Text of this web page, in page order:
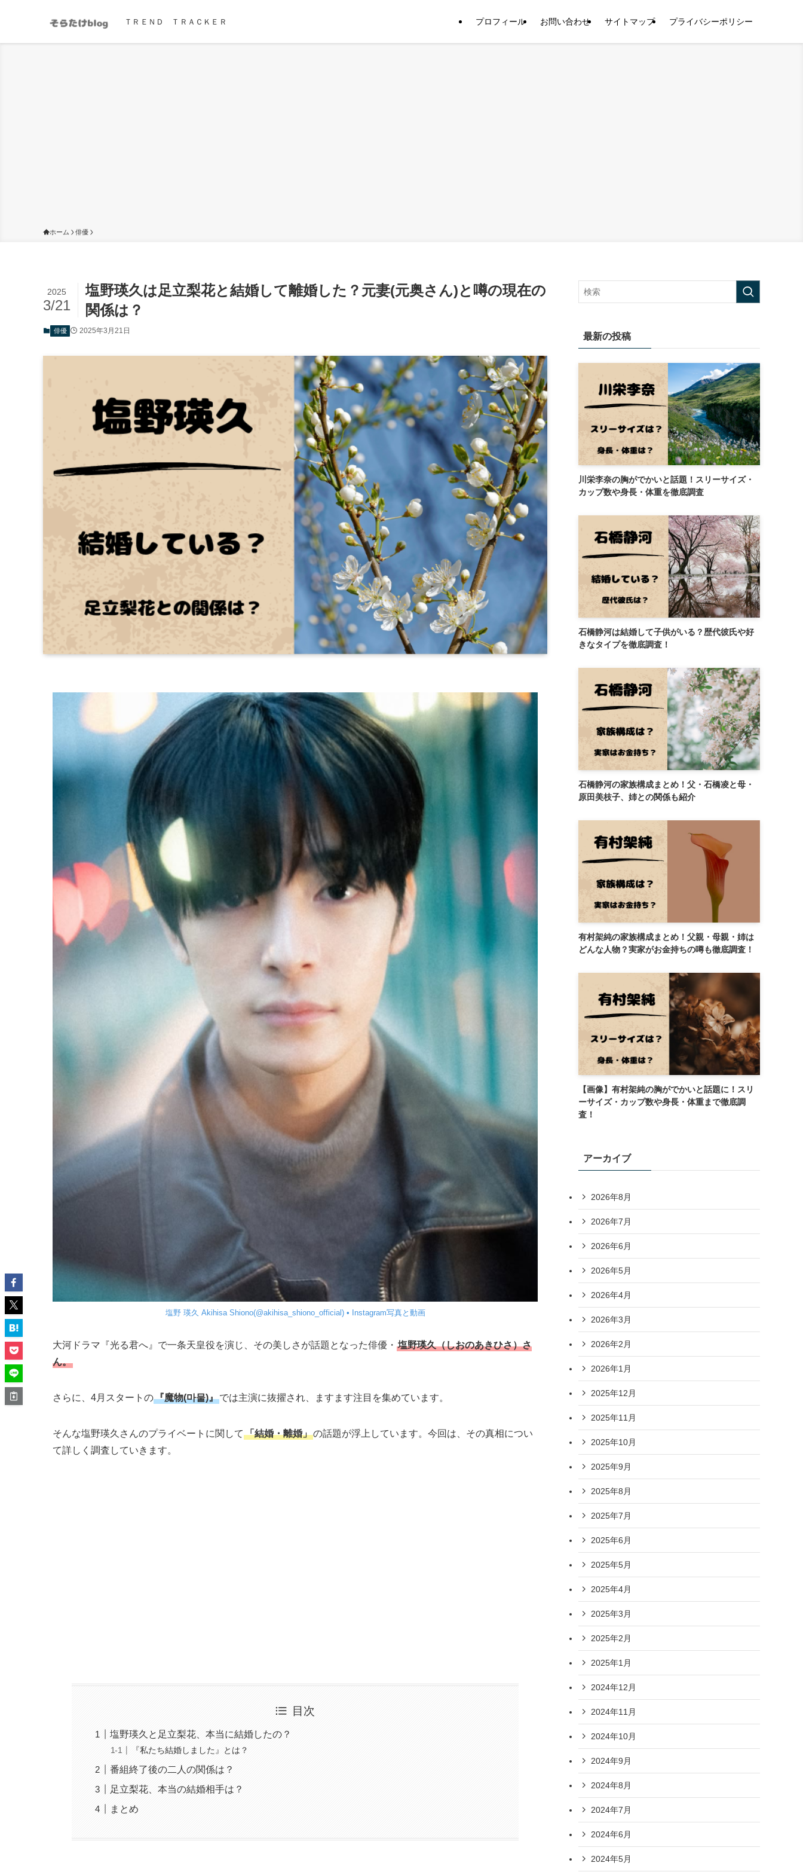
ＴＲＥＮＤ ＴＲＡＣＫＥＲ プロフィール お問い合わせ サイトマップ プライバシーポリシー
ホーム 俳優
塩野瑛久は足立梨花と結婚して離婚した？元妻(元奥さん)と噂の現在の
関係は？
2025
3/21
俳優 2025年3月21日
塩野 瑛久 Akihisa Shiono(@akihisa_shiono_official) • Instagram写真と動画
大河ドラマ『光る君へ』で一条天皇役を演じ、その美しさが話題となった俳優・ 塩野瑛久（しおのあきひさ）さ
ん。
さらに、4月スタートの『魔物(마물)』では主演に抜擢され、ますます注目を集めています。
そんな塩野瑛久さんのプライベートに関して 「結婚・離婚」の話題が浮上しています。今回は、その真相につい
て詳しく調査していきます。
目次
塩野瑛久と足立梨花、本当に結婚したの？
『私たち結婚しました』とは？
番組終了後の二人の関係は？
足立梨花、本当の結婚相手は？
まとめ
最新の投稿
川栄李奈の胸がでかいと話題！スリーサイズ・
カップ数や身長・体重を徹底調査
石橋静河は結婚して子供がいる？歴代彼氏や好
きなタイプを徹底調査！
石橋静河の家族構成まとめ！父・石橋凌と母・
原田美枝子、姉との関係も紹介
有村架純の家族構成まとめ！父親・母親・姉は
どんな人物？実家がお金持ちの噂も徹底調査！
【画像】有村架純の胸がでかいと話題に！スリ
ーサイズ・カップ数や身長・体重まで徹底調
査！
アーカイブ
2026年8月
2026年7月
2026年6月
2026年5月
2026年4月
2026年3月
2026年2月
2026年1月
2025年12月
2025年11月
2025年10月
2025年9月
2025年8月
2025年7月
2025年6月
2025年5月
2025年4月
2025年3月
2025年2月
2025年1月
2024年12月
2024年11月
2024年10月
2024年9月
2024年8月
2024年7月
2024年6月
2024年5月